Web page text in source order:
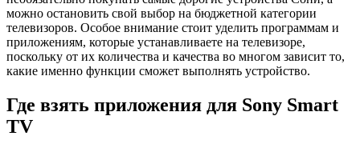
можно остановить свой выбор на бюджетной категории
телевизоров. Особое внимание стоит уделить программам и
приложениям, которые устанавливаете на телевизоре,
поскольку от их количества и качества во многом зависит то,
какие именно функции сможет выполнять устройство.
Где взять приложения для Sony Smart
TV